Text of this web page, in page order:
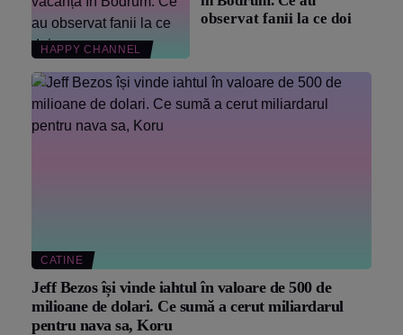
HAPPY CHANNEL
observat fanii la ce doi
CATINE
Jeff Bezos își vinde iahtul în valoare de 500 de
milioane de dolari. Ce sumă a cerut miliardarul
pentru nava sa, Koru